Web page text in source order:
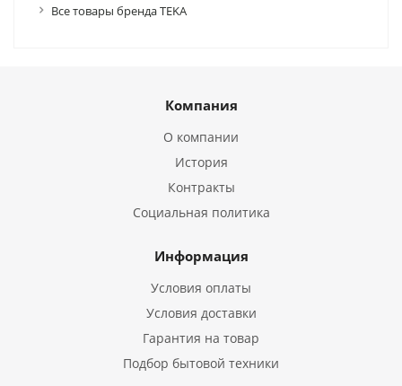
Все товары бренда TEKA
Компания
О компании
История
Контракты
Социальная политика
Информация
Условия оплаты
Условия доставки
Гарантия на товар
Подбор бытовой техники